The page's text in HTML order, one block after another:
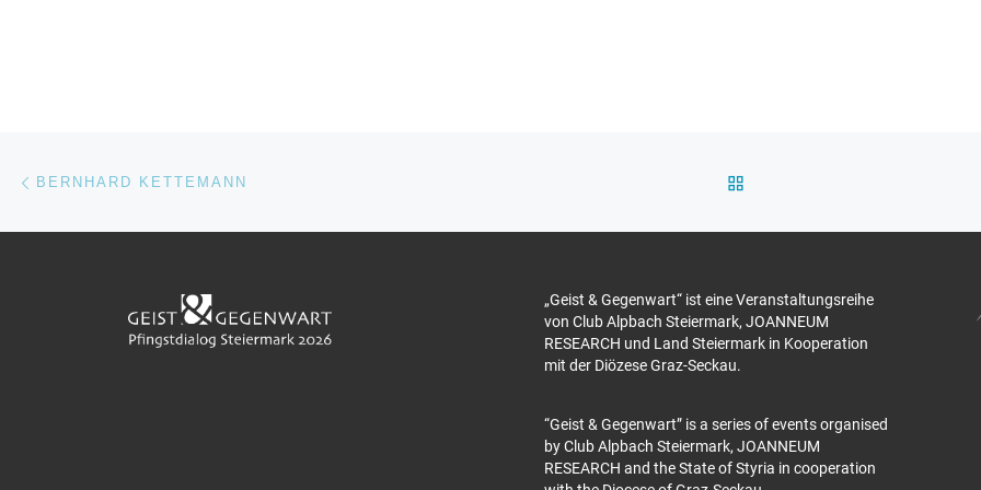
Beitragsnavigation
BERNHARD KETTEMANN
„Geist & Gegenwart“ ist eine Veranstaltungsreihe
von Club Alpbach Steiermark, JOANNEUM
RESEARCH und Land Steiermark in Kooperation
mit der Diözese Graz-Seckau.
“Geist & Gegenwart” is a series of events organised
by Club Alpbach Steiermark, JOANNEUM
RESEARCH and the State of Styria in cooperation